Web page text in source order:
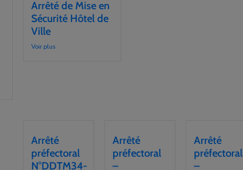
Arrêté de Mise en
Sécurité Hôtel de
Ville
Voir plus
Arrêté
préfectoral
N°DDTM34-
Arrêté
préfectoral
–
Arrêté
préfectoral
–